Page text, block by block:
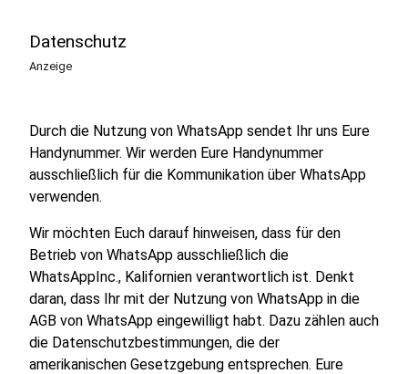
Datenschutz
Anzeige
Durch die Nutzung von WhatsApp sendet Ihr uns Eure
Handynummer. Wir werden Eure Handynummer
ausschließlich für die Kommunikation über WhatsApp
verwenden.
Wir möchten Euch darauf hinweisen, dass für den
Betrieb von WhatsApp ausschließlich die
WhatsAppInc., Kalifornien verantwortlich ist. Denkt
daran, dass Ihr mit der Nutzung von WhatsApp in die
AGB von WhatsApp eingewilligt habt. Dazu zählen auch
die Datenschutzbestimmungen, die der
amerikanischen Gesetzgebung entsprechen. Eure